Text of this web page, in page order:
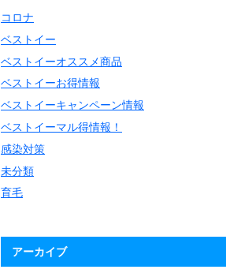
コロナ
ベストイー
ベストイーオススメ商品
ベストイーお得情報
ベストイーキャンペーン情報
ベストイーマル得情報！
感染対策
未分類
育毛
アーカイブ